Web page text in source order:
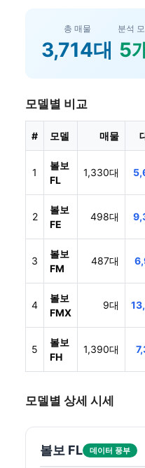
총 매물
3,714대
분석
5
모델별 비교
# 모델 매물
1
볼보
FL
1,330대
2
볼보
FE
498대
3
볼보
FM
487대
4
볼보
FMX
9대
5
볼보
FH
1,390대
모델별 상세 시세
볼보 FL 데이터 풍부